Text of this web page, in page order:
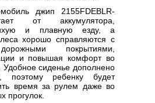
джип 2155FDEBLR-
от аккумулятора,
и плавную езду, а
хорошо справляются с
покрытиями,
и повышая комфорт во
сиденье дополнено
поэтому ребенку будет
время за рулем даже во
прогулок.